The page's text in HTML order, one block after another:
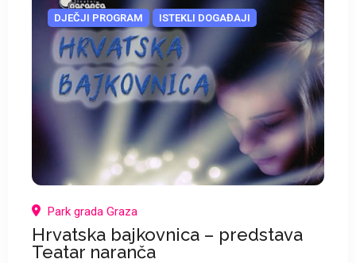
DJEČJI PROGRAM ISTEKLI DOGAĐAJI
Park grada Graza
Hrvatska bajkovnica – predstava
Teatar naranča